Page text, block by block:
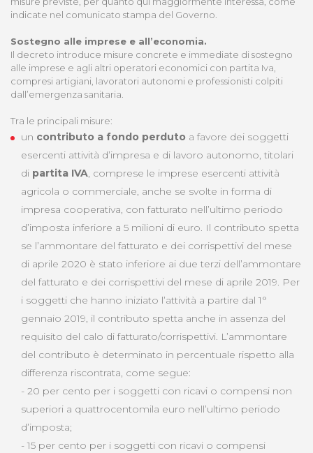
indicate nel comunicato stampa del Governo.
Sostegno alle imprese e all’economia.
Il decreto introduce misure concrete e immediate di sostegno
alle imprese e agli altri operatori economici con partita Iva,
compresi artigiani, lavoratori autonomi e professionisti colpiti
dall’emergenza sanitaria.
Tra le principali misure:
un contributo a fondo perduto a favore dei soggetti
esercenti attività d’impresa e di lavoro autonomo, titolari
di partita IVA, comprese le imprese esercenti attività
agricola o commerciale, anche se svolte in forma di
impresa cooperativa, con fatturato nell’ultimo periodo
d’imposta inferiore a 5 milioni di euro. Il contributo spetta
se l’ammontare del fatturato e dei corrispettivi del mese
di aprile 2020 è stato inferiore ai due terzi dell’ammontare
del fatturato e dei corrispettivi del mese di aprile 2019. Per
i soggetti che hanno iniziato l’attività a partire dal 1°
gennaio 2019, il contributo spetta anche in assenza del
requisito del calo di fatturato/corrispettivi. L’ammontare
del contributo è determinato in percentuale rispetto alla
differenza riscontrata, come segue:
- 20 per cento per i soggetti con ricavi o compensi non
superiori a quattrocentomila euro nell’ultimo periodo
d’imposta;
- 15 per cento per i soggetti con ricavi o compensi